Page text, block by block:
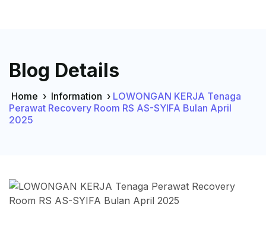
Blog Details
Home › Information › LOWONGAN KERJA Tenaga
Perawat Recovery Room RS AS-SYIFA Bulan April
2025